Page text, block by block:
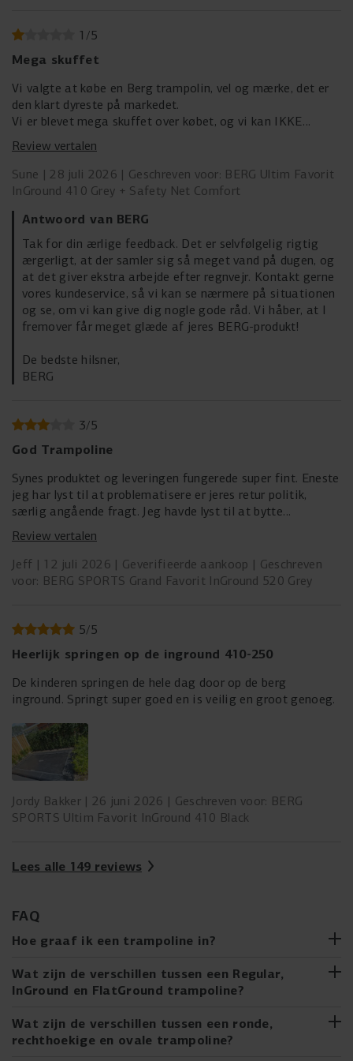
1 /5
Mega skuffet
Vi valgte at købe en Berg trampolin, vel og mærke, det er
den klart dyreste på markedet.
Vi er blevet mega skuffet over købet, og vi kan IKKE
Hver eneste gang det regner samler der sig mega meget
vand i duen, og som løber ned på trampolinen.
Det tager så lang tid at få det fjernet…
Review vertalen
Sune
28 juli 2026
Geschreven voor: BERG Ultim Favorit
InGround 410 Grey + Safety Net Comfort
Antwoord van BERG
Tak for din ærlige feedback. Det er selvfølgelig rigtig
ærgerligt, at der samler sig så meget vand på dugen, og
at det giver ekstra arbejde efter regnvejr. Kontakt gerne
vores kundeservice, så vi kan se nærmere på situationen
og se, om vi kan give dig nogle gode råd. Vi håber, at I
fremover får meget glæde af jeres BERG-produkt!
De bedste hilsner,
BERG
3/5
God Trampoline
Synes produktet og leveringen fungerede super fint. Eneste
jeg har lyst til at problematisere er jeres retur politik,
særlig angående fragt. Jeg havde lyst til at bytte
jeg selv måtte stå for fragt af den over 80kg tung
trampolin tilbage til Holland ga jeg op. Som privatperson
har man ikke chance at finde en overkommelig aftale på
men Berg kunne sagtens hjælpe kunderne med en god
leverandør at gøre det efter min mening. Det kommer til
at fremstå som en bevidst forhindrings strategi, men jeg
ved selvfølgelig ikke om det er tilfældet.
Review vertalen
Jeff
12 juli 2026 Geverifieerde aankoop
Geschreven
voor: BERG SPORTS Grand Favorit InGround 520 Grey
5/5
Heerlijk springen op de inground 410-250
De kinderen springen de hele dag door op de berg
inground. Springt super goed en is veilig en groot genoeg.
Jordy Bakker 26 juni 2026
Geschreven voor: BERG
SPORTS Ultim Favorit InGround 410 Black
Lees alle 149 reviews
FAQ
Hoe graaf ik een trampoline in?
kopen, of heb je er al een gekocht? Het ingraven van een
trampoline lijkt misschien moeilijker dan het is. Met onze
begeleiden je door het hele proces, van het kiezen van de
juiste locatie tot het daadwerkelijk ingraven en installeren
Wat zijn de verschillen tussen een Regular,
InGround en FlatGround trampoline?
FlatGround trampoline? Hieronder lees je de belangrijkste
eigenschappen per hoogte:
Wat zijn de verschillen tussen een ronde,
rechthoekige en ovale trampoline?